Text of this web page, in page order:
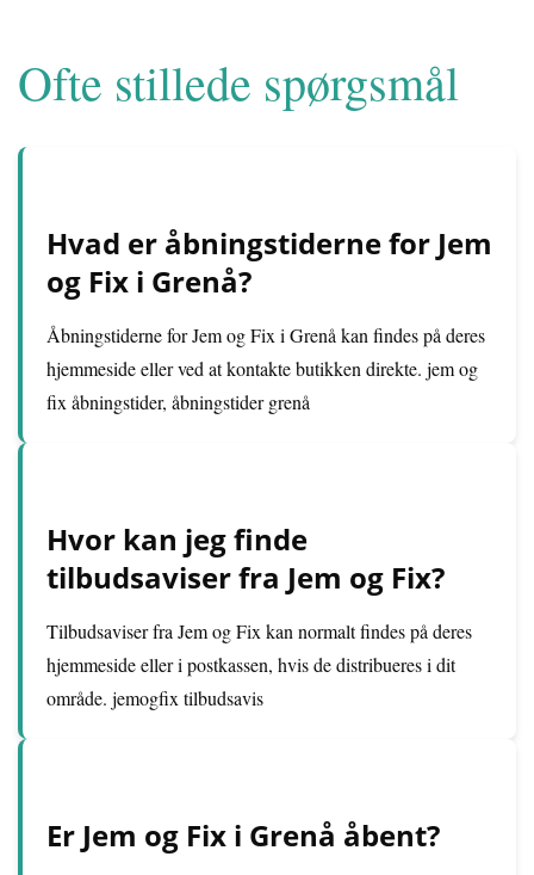
Ofte stillede spørgsmål
Hvad er åbningstiderne for Jem
og Fix i Grenå?
Åbningstiderne for Jem og Fix i Grenå kan findes på deres
hjemmeside eller ved at kontakte butikken direkte. jem og
fix åbningstider, åbningstider grenå
Hvor kan jeg finde
tilbudsaviser fra Jem og Fix?
Tilbudsaviser fra Jem og Fix kan normalt findes på deres
hjemmeside eller i postkassen, hvis de distribueres i dit
område. jemogfix tilbudsavis
Er Jem og Fix i Grenå åbent?